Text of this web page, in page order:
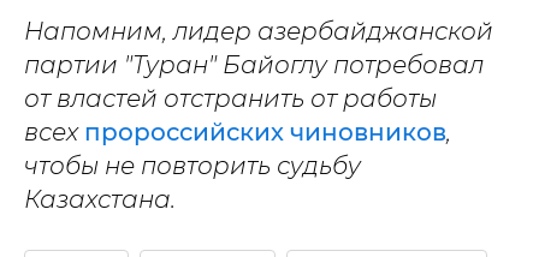
Напомним, лидер азербайджанской
партии "Туран" Байоглу потребовал
от властей отстранить от работы
всех пророссийских чиновников,
чтобы не повторить судьбу
Казахстана.